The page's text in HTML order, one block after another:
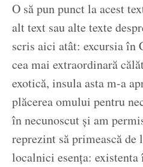
O să pun punct la acest
alt text sau alte texte
scris aici atât: excursia în
cea mai extraordinară
exotică, insula asta m-a
plăcerea omului pentru
în necunoscut și am
reprezint să primească de
localnici esența: existenta